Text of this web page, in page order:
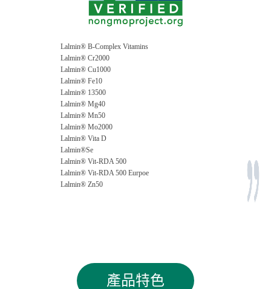
Lalmin® B-Complex Vitamins
Lalmin® Cr2000
Lalmin® Cu1000
Lalmin® Fe10
Lalmin® 13500
Lalmin® Mg40
Lalmin® Mn50
Lalmin® Mo2000
Lalmin® Vita D
Lalmin®Se
Lalmin® Vit-RDA 500
Lalmin® Vit-RDA 500 Eurpoe
Lalmin® Zn50
產品特色